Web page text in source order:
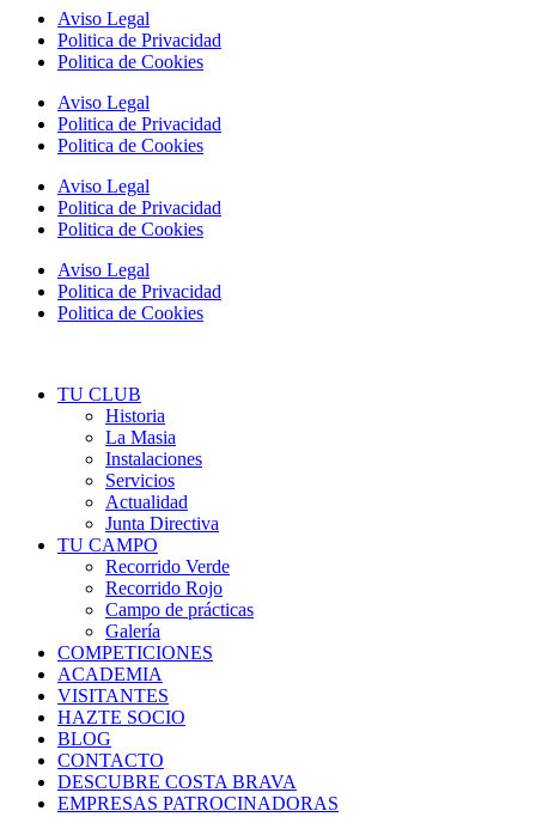
Aviso Legal
Politica de Privacidad
Politica de Cookies
Aviso Legal
Politica de Privacidad
Politica de Cookies
Aviso Legal
Politica de Privacidad
Politica de Cookies
Aviso Legal
Politica de Privacidad
Politica de Cookies
TU CLUB
Historia
La Masia
Instalaciones
Servicios
Actualidad
Junta Directiva
TU CAMPO
Recorrido Verde
Recorrido Rojo
Campo de prácticas
Galería
COMPETICIONES
ACADEMIA
VISITANTES
HAZTE SOCIO
BLOG
CONTACTO
DESCUBRE COSTA BRAVA
EMPRESAS PATROCINADORAS